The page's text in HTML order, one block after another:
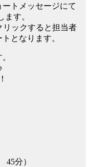
ートメッセージにて
す。
リックすると担当者
となります。
45分）